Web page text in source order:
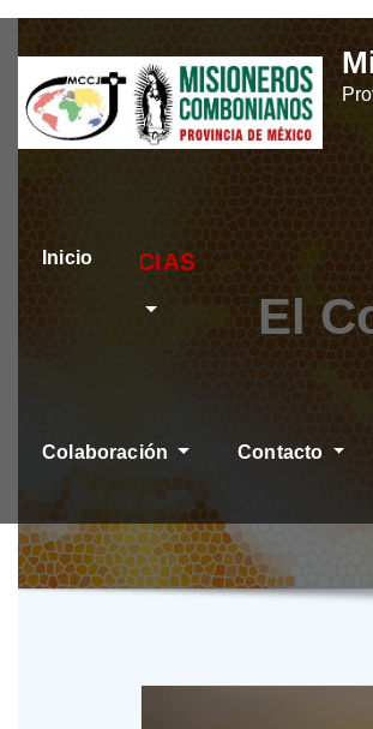
Skip
content
Inicio
Colaboración Contacto
El